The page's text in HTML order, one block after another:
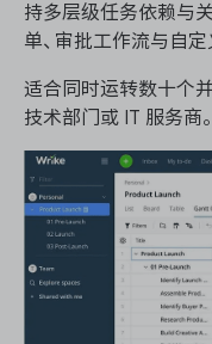
持多层级任务依赖与
单、审批工作流与自定
适合同时运转数十个
技术部门或 IT 服务商。